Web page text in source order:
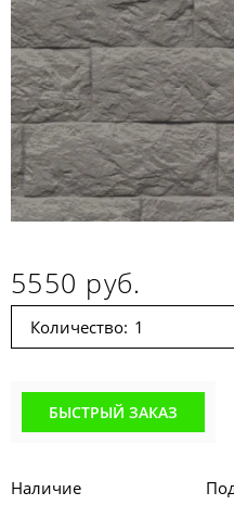
5550 руб.
Количество:
БЫСТРЫЙ ЗАКАЗ
Наличие